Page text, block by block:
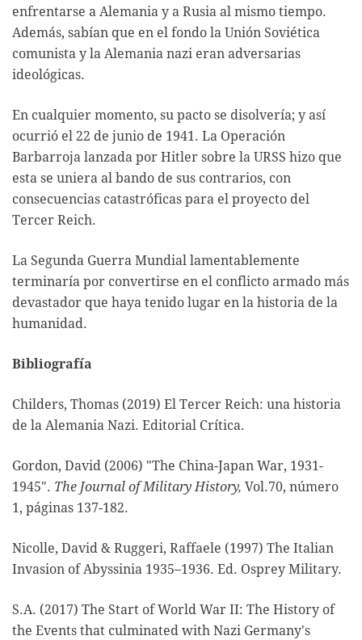
enfrentarse a Alemania y a Rusia al mismo tiempo.
Además, sabían que en el fondo la Unión Soviética
comunista y la Alemania nazi eran adversarias
ideológicas.
En cualquier momento, su pacto se disolvería; y así
ocurrió el 22 de junio de 1941. La Operación
Barbarroja lanzada por Hitler sobre la URSS hizo que
esta se uniera al bando de sus contrarios, con
consecuencias catastróficas para el proyecto del
Tercer Reich.
La Segunda Guerra Mundial lamentablemente
terminaría por convertirse en el conflicto armado más
devastador que haya tenido lugar en la historia de la
humanidad.
Bibliografía
Childers, Thomas (2019) El Tercer Reich: una historia
de la Alemania Nazi. Editorial Crítica.
Gordon, David (2006) "The China-Japan War, 1931-
1945". The Journal of Military History, Vol.70, número
1, páginas 137-182.
Nicolle, David & Ruggeri, Raffaele (1997) The Italian
Invasion of Abyssinia 1935–1936. Ed. Osprey Military.
S.A. (2017) The Start of World War II: The History of
the Events that culminated with Nazi Germany's